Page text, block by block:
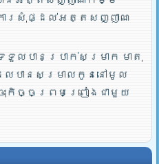
រសុំផ្ដល់អត្តសញ្ញាណ
លបានប្រាក់សម្រាក មាតុ
ែលបានសម្រាលកូននៅមូល
ះកិច្ចព្រមព្រៀងជាមួយ